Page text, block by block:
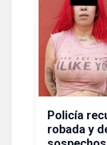
Policía
robada y